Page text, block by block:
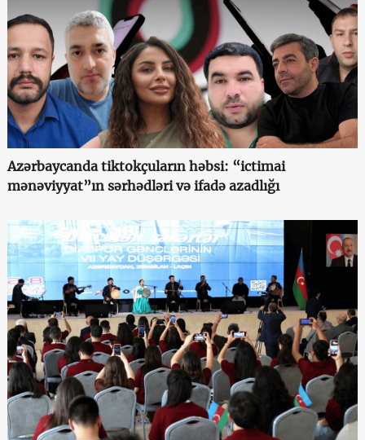
Azərbaycanda tiktokçuların həbsi: “ictimai
mənəviyyat”ın sərhədləri və ifadə azadlığı